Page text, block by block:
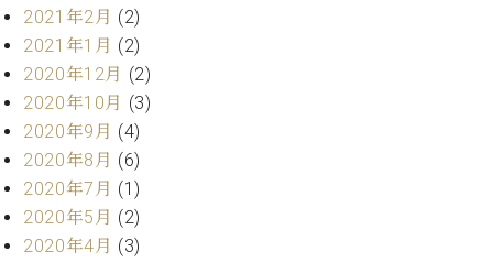
合
わ
せ
ア
ー
テ
ィ
2021年2月 (2)
2021年1月 (2)
2020年12月 (2)
2020年10月 (3)
2020年9月 (4)
2020年8月 (6)
2020年7月 (1)
2020年5月 (2)
2020年4月 (3)